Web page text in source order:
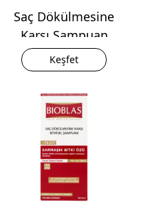
Saç Dökülmesine
Karşı Şampuan
Keşfet